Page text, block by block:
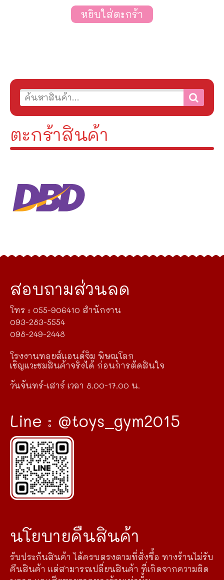
ตะกร้าสินค้า
หยิบใส่ตะกร้า
สอบถามส่วนลด
โทร : 055-906410 สำนักงาน
093-283-5554
098-249-2448
โรงงานทอยส์แอนด์จิม พิษณุโลก
เชิญแวะชมสินค้าจริงได้ ก่อนการตัดสินใจ
วันจันทร์-เสาร์ เวลา 8.00-17.00 น.
Line : @toys_gym2015
นโยบายคืนสินค้า
รับประกันสินค้า ได้ครบตรงตามที่สั่งซื้อ ทางร้านไม่รับ
คืนสินค้า แต่สามารถเปลี่ยนสินค้า ที่เกิดจากความผิด